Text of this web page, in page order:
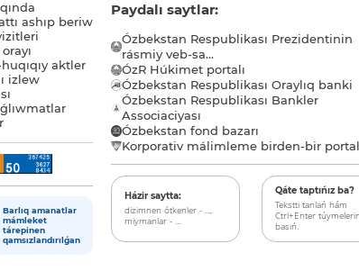
ashıp beriw
aktler
izlew
Barlıq amanatlar
mámleket
tárepinen
qamsızlandırılǵan
Paydalı saytlar:
Ózbekstan Respublikası Prezidentinin
rásmiy veb-sa...
ÓzR Húkimet portalı
Ózbekstan Respublikası Oraylıq banki
Ózbekstan Respublikası Bankler
Associaciyası
Ózbekstan fond bazarı
Korporativ málimleme birden-bir
Házir saytta:
dizimnen ótkenler - ...,
miymanlar - ...
Qáte taptıńız ba?
Tekstti tanlań hám
Ctrl+Enter túymelerin
basıń.